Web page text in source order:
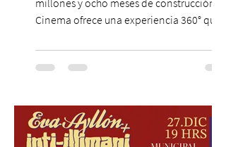
millones y ocho meses de construcción,
Cinema ofrece una experiencia 360° que
cinematográfica y actores en vivo,
recreando algunos de los universos más
una nueva atracción a su oferta
gastronómica y turística con la apertura de
Cinema, un restaurante temático